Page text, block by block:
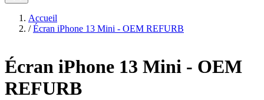
Accueil
/ Écran iPhone 13 Mini - OEM REFURB
Écran iPhone 13 Mini - OEM
REFURB